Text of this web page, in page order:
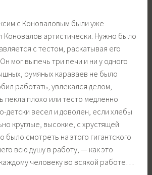
с Коноваловым были уже
Коновалов артистически. Нужно было
с тестом, раскатывая его
мог выпечь три печи и ни у одного
румяных караваев не было
работать, увлекался делом,
пекла плохо или тесто медленно
детски весел и доволен, если хлебы
круглые, высокие, с хрустящей
было смотреть на этого гигантского
всю душу в работу, — как это
человеку во всякой работе…